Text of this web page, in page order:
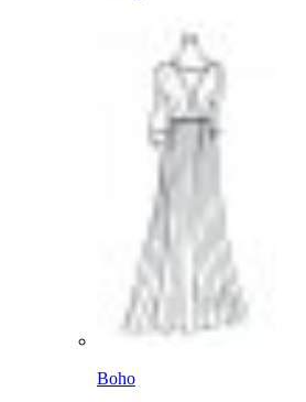
Boho